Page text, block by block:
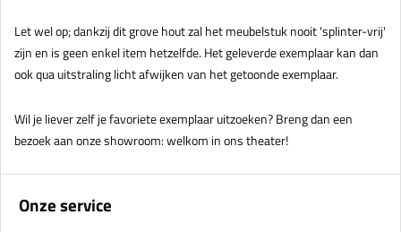
Let wel op; dankzij dit grove hout zal het meubelstuk nooit 'splinter-vrij'
zijn en is geen enkel item hetzelfde. Het geleverde exemplaar kan dan
ook qua uitstraling licht afwijken van het getoonde exemplaar.
Wil je liever zelf je favoriete exemplaar uitzoeken? Breng dan een
bezoek aan onze showroom: welkom in ons theater!
Onze service